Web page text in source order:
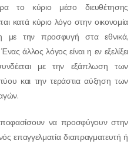
το κύριο μέσο διευθέτησης
κατά κύριο λόγο στην οικονομία
με την προσφυγή στα εθνικά,
άλλος λόγος είναι η εν εξελίξει
με την εξάπλωση των
και την τεράστια αύξηση των
να προσφύγουν στην
επαγγελματία διαπραγματευτή ή